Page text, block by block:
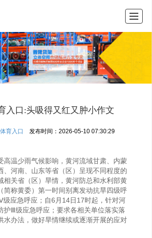
闻动态 公司介绍 联系我们
入口:头吸得又红又肿小作文
育入口 发布时间：2026-05-10 07:30:29
温少雨气候影响，黄河流域甘肃、内蒙
、河南、山东等省（区）呈现不同程度的
相关省（区）旱情，黄河防总和水利部黄
简称黄委）第一时间别离发动抗旱四级呼
应急呼应；自6月14日17时起，针对河
护Ⅲ级应急呼应；要求各相关单位落实落
水办法，做好旱情继续或逐渐开展的应对